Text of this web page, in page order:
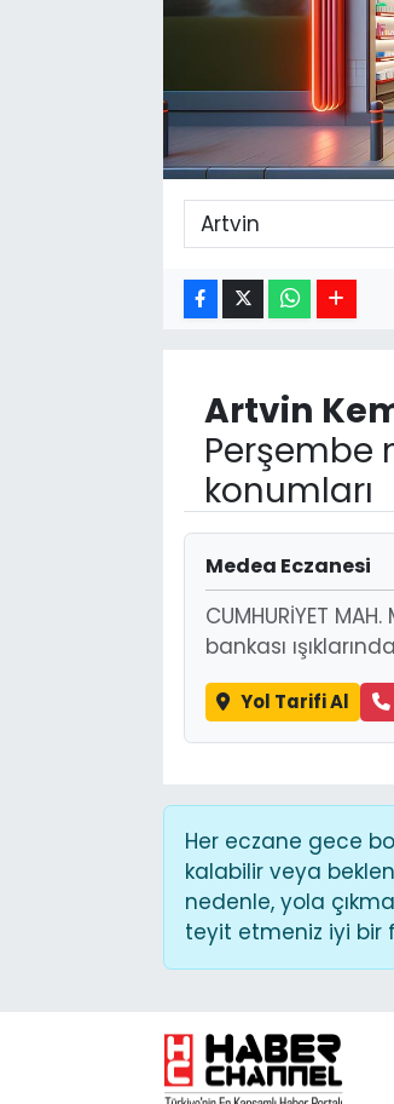
Artvin
Perşembe
konumları
Medea Eczanesi
CUMHURİYET
bankası
Yol Tarifi Al
Her eczane gece
kalabilir veya
nedenle, yola
teyit etmeniz iyi bir